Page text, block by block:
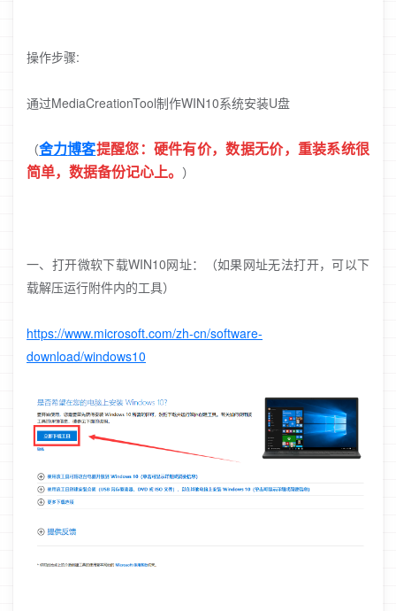
操作步骤:
通过MediaCreationTool制作WIN10系统安装U盘
（舍力博客提醒您：硬件有价，数据无价，重装系统很
简单，数据备份记心上。 ）
一、打开微软下载WIN10网址：（如果网址无法打开，可以下
载解压运行附件内的工具）
https://www.microsoft.com/zh-cn/software-
download/windows10